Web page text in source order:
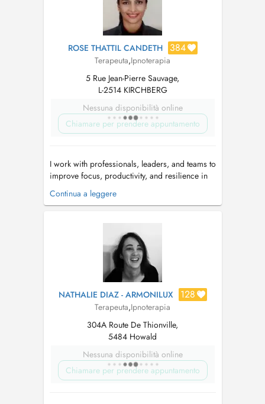
ROSE THATTIL CANDETH 384
Terapeuta,Ipnoterapia
5 Rue Jean-Pierre Sauvage,
L-2514 KIRCHBERG
Nessuna disponibilità online
Chiamare per prendere appuntamento
I work with professionals, leaders, and teams to
improve focus, productivity, and resilience in
demanding work and life environments. My
approach combines practical corporate
individuals and organizations address bu...
Continua a leggere
NATHALIE DIAZ - ARMONILUX 128
Terapeuta,Ipnoterapia
304A Route De Thionville,
5484 Howald
Nessuna disponibilità online
Chiamare per prendere appuntamento